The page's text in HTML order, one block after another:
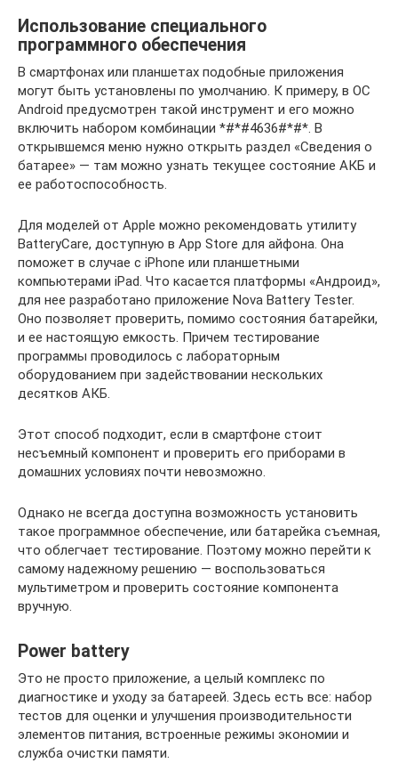
Использование специального
программного обеспечения
В смартфонах или планшетах подобные приложения
могут быть установлены по умолчанию. К примеру, в ОС
Android предусмотрен такой инструмент и его можно
включить набором комбинации *#*#4636#*#*. В
открывшемся меню нужно открыть раздел «Сведения о
батарее» — там можно узнать текущее состояние АКБ и
ее работоспособность.
Для моделей от Apple можно рекомендовать утилиту
BatteryCare, доступную в App Store для айфона. Она
поможет в случае с iPhone или планшетными
компьютерами iPad. Что касается платформы «Андроид»,
для нее разработано приложение Nova Battery Tester.
Оно позволяет проверить, помимо состояния батарейки,
и ее настоящую емкость. Причем тестирование
программы проводилось с лабораторным
оборудованием при задействовании нескольких
десятков АКБ.
Этот способ подходит, если в смартфоне стоит
несъемный компонент и проверить его приборами в
домашних условиях почти невозможно.
Однако не всегда доступна возможность установить
такое программное обеспечение, или батарейка съемная,
что облегчает тестирование. Поэтому можно перейти к
самому надежному решению — воспользоваться
мультиметром и проверить состояние компонента
вручную.
Power battery
Это не просто приложение, а целый комплекс по
диагностике и уходу за батареей. Здесь есть все: набор
тестов для оценки и улучшения производительности
элементов питания, встроенные режимы экономии и
служба очистки памяти.